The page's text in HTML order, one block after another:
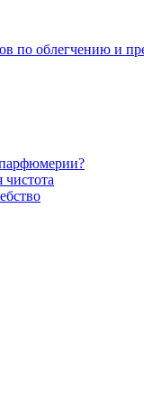
по облегчению и
чистота